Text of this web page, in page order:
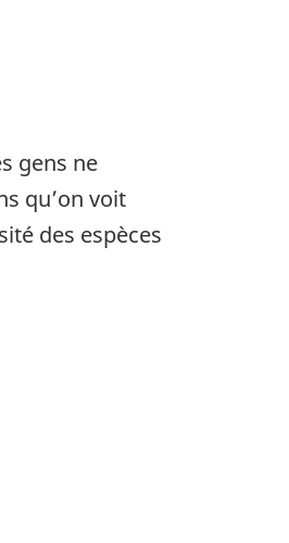
gens ne
qu’on voit
des espèces